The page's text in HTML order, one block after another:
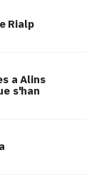
Rialp
a Alins
s'han